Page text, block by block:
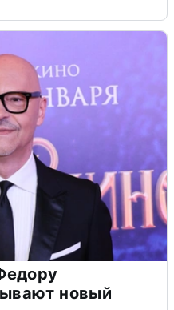
новый